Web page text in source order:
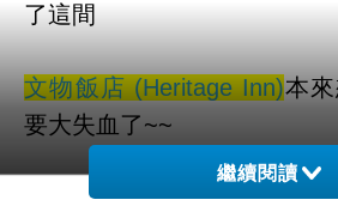
了這間
文物飯店 (Heritage Inn)本
要大失血了~~
原來親愛的女友在訂房網預
繼續閱讀